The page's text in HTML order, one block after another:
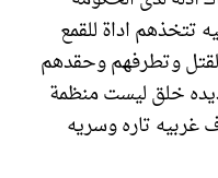
تتخذهم اداة للقمع
وتطرفهم وحقدهم
خلق ليست منظمة
غربيه تاره وسريه